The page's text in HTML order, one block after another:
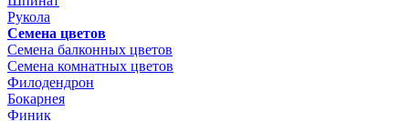
Рукола
Семена цветов
Семена балконных цветов
Семена комнатных цветов
Филодендрон
Бокарнея
Финик